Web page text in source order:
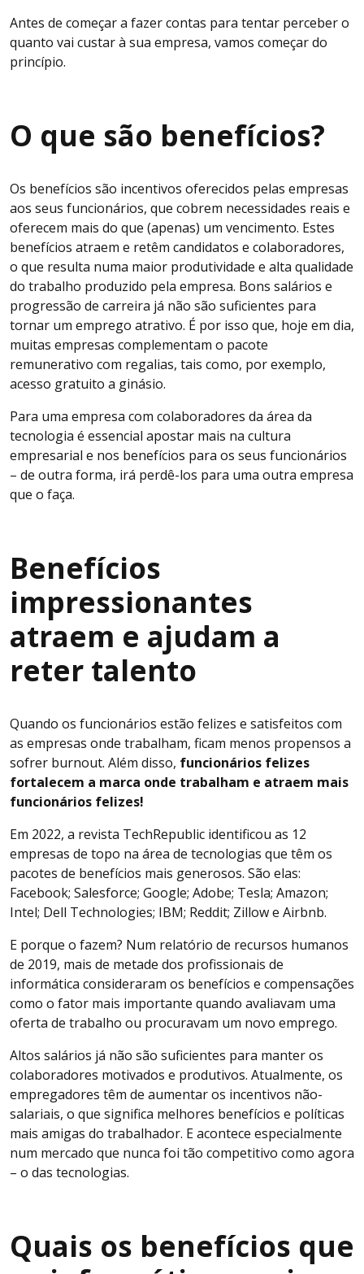
Antes de começar a fazer contas para tentar perceber o
quanto vai custar à sua empresa, vamos começar do
princípio.
O que são benefícios?
Os benefícios são incentivos oferecidos pelas empresas
aos seus funcionários, que cobrem necessidades reais e
oferecem mais do que (apenas) um vencimento. Estes
benefícios atraem e retêm candidatos e colaboradores,
o que resulta numa maior produtividade e alta qualidade
do trabalho produzido pela empresa. Bons salários e
progressão de carreira já não são suficientes para
tornar um emprego atrativo. É por isso que, hoje em dia,
muitas empresas complementam o pacote
remunerativo com regalias, tais como, por exemplo,
acesso gratuito a ginásio.
Para uma empresa com colaboradores da área da
tecnologia é essencial apostar mais na cultura
empresarial e nos benefícios para os seus funcionários
– de outra forma, irá perdê-los para uma outra empresa
que o faça.
Benefícios
impressionantes
atraem e ajudam a
reter talento
Quando os funcionários estão felizes e satisfeitos com
as empresas onde trabalham, ficam menos propensos a
sofrer burnout. Além disso, funcionários felizes
fortalecem a marca onde trabalham e atraem mais
funcionários felizes!
Em 2022, a revista TechRepublic identificou as 12
empresas de topo na área de tecnologias que têm os
pacotes de benefícios mais generosos. São elas:
Facebook; Salesforce; Google; Adobe; Tesla; Amazon;
Intel; Dell Technologies; IBM; Reddit; Zillow e Airbnb.
E porque o fazem? Num relatório de recursos humanos
de 2019, mais de metade dos profissionais de
informática consideraram os benefícios e compensações
como o fator mais importante quando avaliavam uma
oferta de trabalho ou procuravam um novo emprego.
Altos salários já não são suficientes para manter os
colaboradores motivados e produtivos. Atualmente, os
empregadores têm de aumentar os incentivos não-
salariais, o que significa melhores benefícios e políticas
mais amigas do trabalhador. E acontece especialmente
num mercado que nunca foi tão competitivo como agora
– o das tecnologias.
Quais os benefícios que